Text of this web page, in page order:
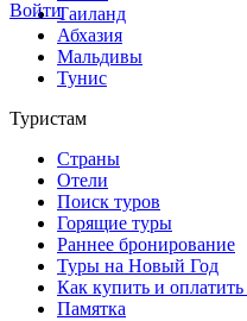
ВойтиТаиланд
Абхазия
Мальдивы
Тунис
Туристам
Страны
Отели
Поиск туров
Горящие туры
Раннее бронирование
Туры на Новый Год
Как купить и оплатить
Памятка